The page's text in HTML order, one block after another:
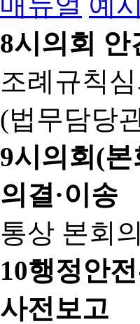
8시의회 안
조례규칙
(법무담당
9시의회(본
의결·이송
통상 본회
10행정안
사전보고